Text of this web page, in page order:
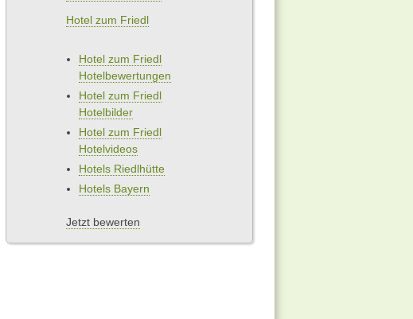
Hotel zum Friedl
Hotel zum Friedl
Hotelbewertungen
Hotel zum Friedl
Hotelbilder
Hotel zum Friedl
Hotelvideos
Hotels Riedlhütte
Hotels Bayern
Jetzt bewerten